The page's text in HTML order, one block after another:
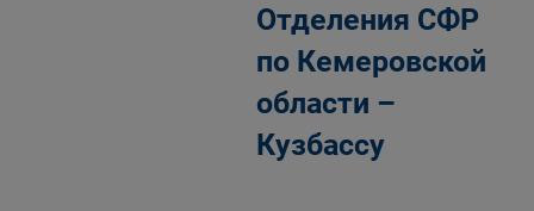
Отделения СФР
по Кемеровской
области –
Кузбассу